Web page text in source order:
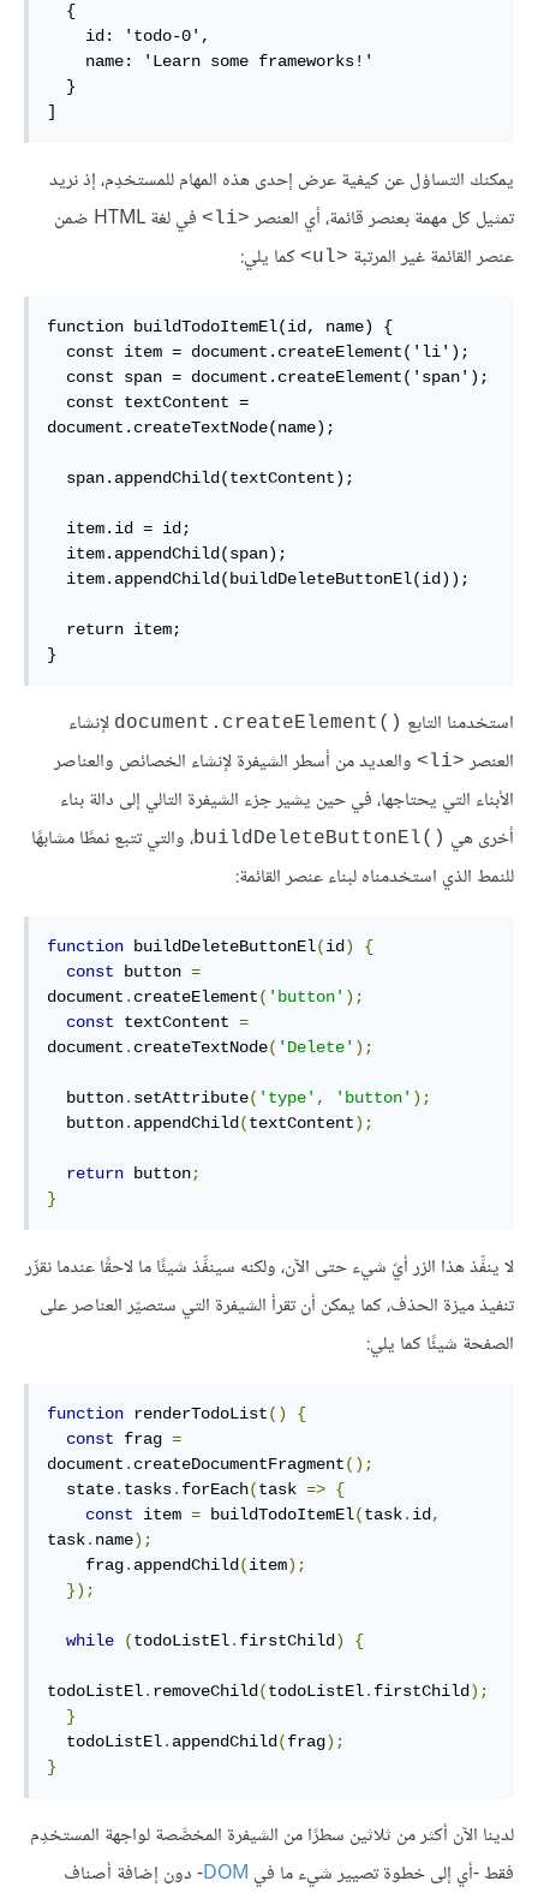
]
يمكنك التساؤل عن كيفية عرض إحدى هذه المهام للمستخدِم، إذ نريد
تمثيل كل مهمة بعنصر قائمة، أي العنصر <li>
في لغة HTML ضمن
عنصر القائمة غير المرتبة <ul> كما يلي:
function buildTodoItemEl(id, name) {
document.createTextNode(name);
}
استخدمنا التابع document.createElement()‎ لإنشاء
العنصر <li>
والعديد من أسطر الشيفرة لإنشاء الخصائص والعناصر
الأبناء التي يحتاجها، في حين يشير جزء الشيفرة التالي إلى دالة بناء
أخرى هي buildDeleteButtonEl()‎، والتي تتبع نمطًا مشابهًا
للنمط الذي استخدمناه لبناء عنصر القائمة:
function buildDeleteButtonEl(id)
{
const button =
document . createElement( 'button' );
const textContent =
document . createTextNode( 'Delete' );
  button
. setAttribute( 'type' , 'button' );
  button
. appendChild(textContent);
return button;
}
لا ينفِّذ هذا الزر أيّ شيء حتى الآن، ولكنه سينفِّذ شيئًا ما لاحقًا عندما نقرِّر
تنفيذ ميزة الحذف، كما يمكن أن تقرأ الشيفرة التي ستصيّر العناصر على
الصفحة شيئًا كما يلي:
function renderTodoList()
{
const frag =
document . createDocumentFragment();
  state
. tasks. forEach(task => {
const item = buildTodoItemEl(task. id,
task. name);
    frag
. appendChild(item);
});
while (todoListEl. firstChild) {
todoListEl. removeChild(todoListEl. firstChild);
}
  todoListEl
. appendChild(frag);
}
لدينا الآن أكثر من ثلاثين سطرًا من الشيفرة المخصَّصة لواجهة المستخدِم
فقط -أي إلى خطوة تصيير شيء ما في DOM- دون إضافة أصناف